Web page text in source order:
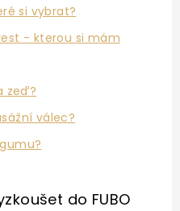
si vybrat?
- kterou si mám
zeď?
válec?
do FUBO